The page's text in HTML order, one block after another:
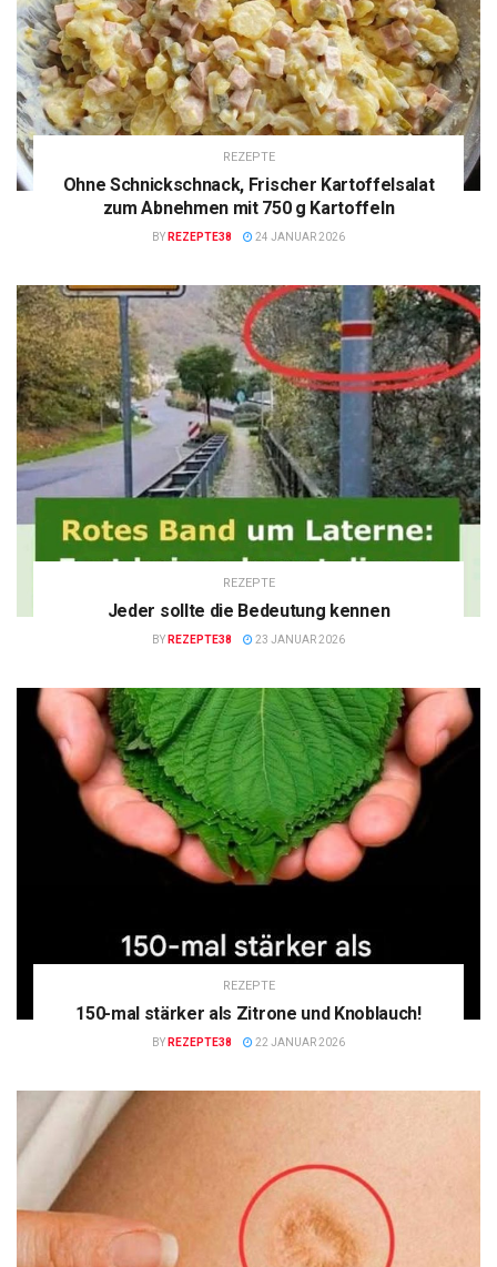
REZEPTE
Ohne Schnickschnack, Frischer Kartoffelsalat
zum Abnehmen mit 750 g Kartoffeln
BY REZEPTE38 24 JANUAR 2026
REZEPTE
Jeder sollte die Bedeutung kennen
BY REZEPTE38 23 JANUAR 2026
REZEPTE
150-mal stärker als Zitrone und Knoblauch!
BY REZEPTE38 22 JANUAR 2026